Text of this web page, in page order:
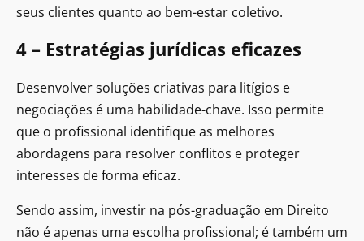
seus clientes quanto ao bem-estar coletivo.
4 – Estratégias jurídicas eficazes
Desenvolver soluções criativas para litígios e
negociações é uma habilidade-chave. Isso permite
que o profissional identifique as melhores
abordagens para resolver conflitos e proteger
interesses de forma eficaz.
Sendo assim, investir na pós-graduação em Direito
não é apenas uma escolha profissional; é também um